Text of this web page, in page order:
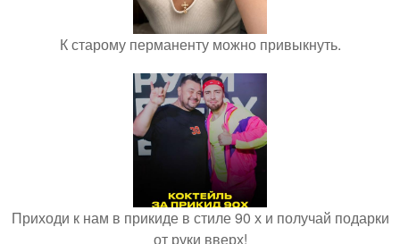
К старому перманенту можно привыкнуть.
Приходи к нам в прикиде в стиле 90 х и получай подарки
от руки вверх!